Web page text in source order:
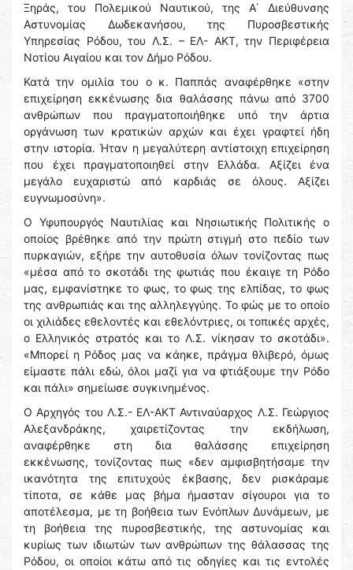
Ξηράς, του Πολεμικού Ναυτικού, της Α΄ Διεύθυνσης
Αστυνομίας Δωδεκανήσου, της Πυροσβεστικής
Υπηρεσίας Ρόδου, του Λ.Σ. – ΕΛ- ΑΚΤ, την Περιφέρεια
Νοτίου Αιγαίου και τον Δήμο Ρόδου.
Κατά την ομιλία του ο κ. Παππάς αναφέρθηκε «στην
επιχείρηση εκκένωσης δια θαλάσσης πάνω από 3700
ανθρώπων που πραγματοποιήθηκε υπό την άρτια
οργάνωση των κρατικών αρχών και έχει γραφτεί ήδη
στην ιστορία. Ήταν η μεγαλύτερη αντίστοιχη επιχείρηση
που έχει πραγματοποιηθεί στην Ελλάδα. Αξίζει ένα
μεγάλο ευχαριστώ από καρδιάς σε όλους. Αξίζει
ευγνωμοσύνη».
Ο Υφυπουργός Ναυτιλίας και Νησιωτικής Πολιτικής ο
οποίος βρέθηκε από την πρώτη στιγμή στο πεδίο των
πυρκαγιών, εξήρε την αυτοθυσία όλων τονίζοντας πως
«μέσα από το σκοτάδι της φωτιάς που έκαιγε τη Ρόδο
μας, εμφανίστηκε το φως, το φως της ελπίδας, το φως
της ανθρωπιάς και της αλληλεγγύης. Το φώς με το οποίο
οι χιλιάδες εθελοντές και εθελόντριες, οι τοπικές αρχές,
ο Ελληνικός στρατός και το Λ.Σ. νίκησαν το σκοτάδι».
«Μπορεί η Ρόδος μας να κάηκε, πράγμα θλιβερό, όμως
είμαστε πάλι εδώ, όλοι μαζί για να φτιάξουμε την Ρόδο
και πάλι» σημείωσε συγκινημένος.
Ο Αρχηγός του Λ.Σ.- ΕΛ-ΑΚΤ Αντιναύαρχος Λ.Σ. Γεώργιος
Αλεξανδράκης, χαιρετίζοντας την εκδήλωση,
αναφέρθηκε στη δια θαλάσσης επιχείρηση
εκκένωσης, τονίζοντας πως «δεν αμφισβητήσαμε την
ικανότητα της επιτυχούς έκβασης, δεν ρισκάραμε
τίποτα, σε κάθε μας βήμα ήμασταν σίγουροι για το
αποτέλεσμα, με τη βοήθεια των Ενόπλων Δυνάμεων, με
τη βοήθεια της πυροσβεστικής, της αστυνομίας και
κυρίως των ιδιωτών των ανθρώπων της θάλασσας της
Ρόδου, οι οποίοι κάτω από τις οδηγίες και τις εντολές